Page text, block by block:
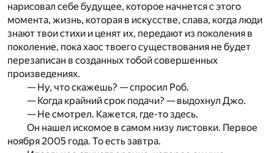
нарисовал себе будущее, которое начнется с этого
момента, жизнь, которая в искусстве, слава, когда люди
знают твои стихи и ценят их, передают из поколения в
поколение, пока хаос твоего существования не будет
перезаписан в созданных тобой совершенных
произведениях.
— Ну, что скажешь? — спросил Роб.
— Когда крайний срок подачи? — выдохнул Джо.
— Не смотрел. Кажется, где-то здесь.
Он нашел искомое в самом низу листовки. Первое
ноября 2005 года. То есть завтра.